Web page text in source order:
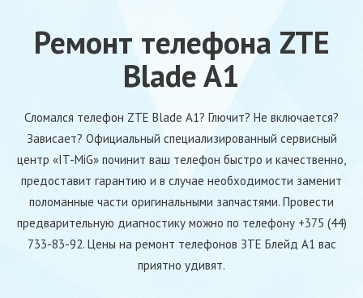
Ремонт телефона ZTE
Blade A1
Сломался телефон ZTE Blade A1? Глючит? Не включается?
Зависает? Официальный специализированный сервисный
центр «IT-MiG» починит ваш телефон быстро и качественно,
предоставит гарантию и в случае необходимости заменит
поломанные части оригинальными запчастями. Провести
предварительную диагностику можно по телефону +375 (44)
733-83-92. Цены на ремонт телефонов ЗТЕ Блейд А1 вас
приятно удивят.